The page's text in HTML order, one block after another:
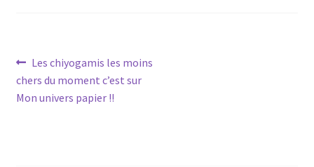
Navigation
de
Article
précédent :
Les chiyogamis les moins
chers du moment c’est sur
Mon univers papier !!